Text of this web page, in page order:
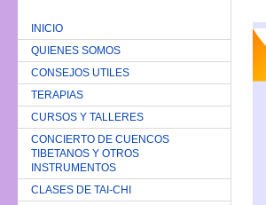
INICIO
QUIENES SOMOS
CONSEJOS UTILES
TERAPIAS
CURSOS Y TALLERES
CONCIERTO DE CUENCOS
TIBETANOS Y OTROS
INSTRUMENTOS
CLASES DE TAI-CHI